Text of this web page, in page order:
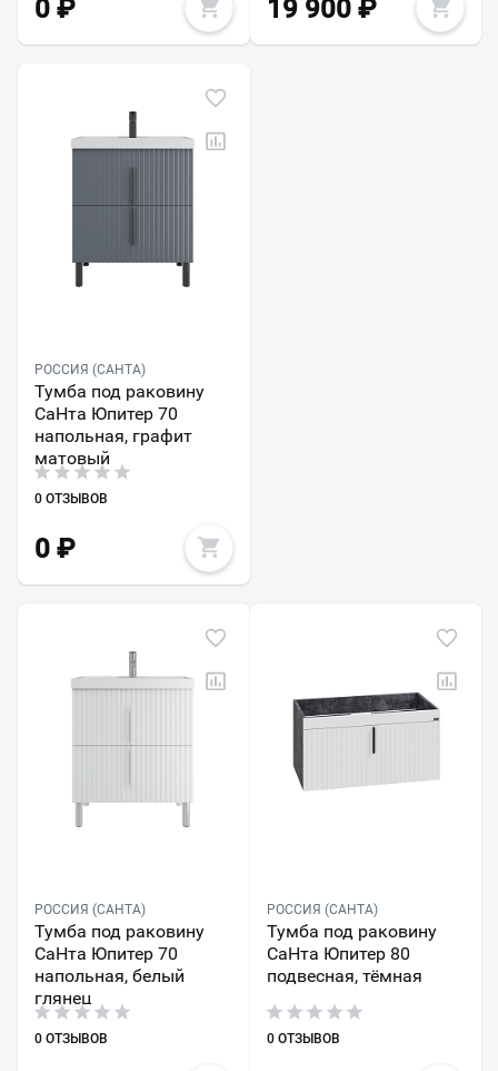
0 ₽ 19 900₽
РОССИЯ (САНТА)
Тумба под раковину
СаНта Юпитер 70
напольная, графит
матовый
0 ОТЗЫВОВ
0 ₽
РОССИЯ (САНТА)
Тумба под раковину
СаНта Юпитер 70
напольная, белый
глянец
0 ОТЗЫВОВ
РОССИЯ (САНТА)
Тумба под раковину
СаНта Юпитер 80
подвесная, тёмная
0 ОТЗЫВОВ